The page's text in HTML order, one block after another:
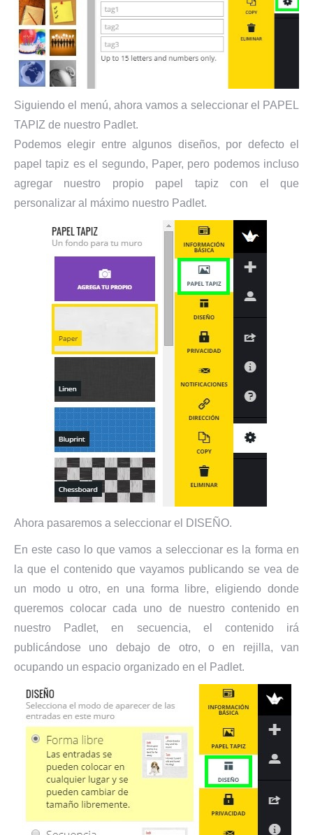
Siguiendo el menú, ahora vamos a seleccionar el PAPEL
TAPIZ de nuestro Padlet.
Podemos elegir entre algunos diseños, por defecto el
papel tapiz es el segundo, Paper, pero podemos incluso
agregar nuestro propio papel tapiz con el que
personalizar al máximo nuestro Padlet.
Ahora pasaremos a seleccionar el DISEÑO.
En este caso lo que vamos a seleccionar es la forma en
la que el contenido que vayamos publicando se vea de
un modo u otro, en una forma libre, eligiendo donde
queremos colocar cada uno de nuestro contenido en
nuestro Padlet, en secuencia, el contenido irá
publicándose uno debajo de otro, o en rejilla, van
ocupando un espacio organizado en el Padlet.